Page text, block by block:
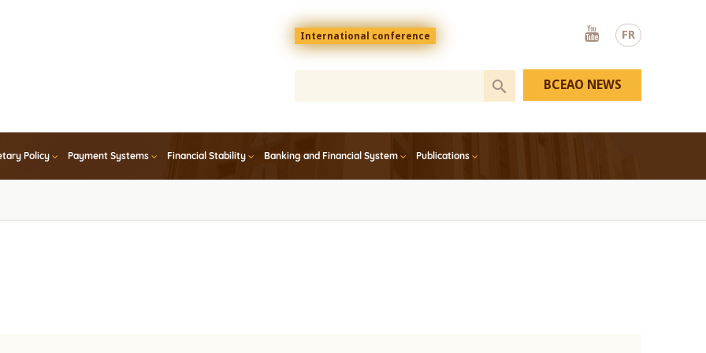
FR
Menu
top
En
International conference
Youtube
Policy Payment Systems Financial Stability Banking and Financial System Publications
BCEAO NEWS